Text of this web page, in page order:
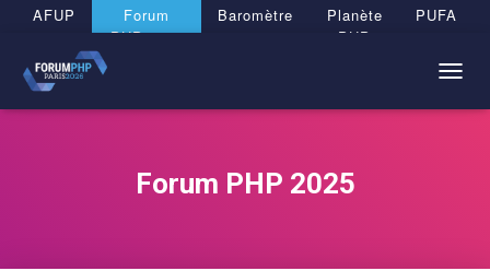
AFUP
Forum
PHP 2026
Baromètre
Planète
PHP
PUFA
Forum PHP 2025
Panneau de gestion des cookies